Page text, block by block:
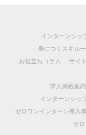
インターンシッ
身につくスキル
お役立ちコラム
サイ
求人掲載案内
インターンシッ
ゼロワンインターン導入
ゼ